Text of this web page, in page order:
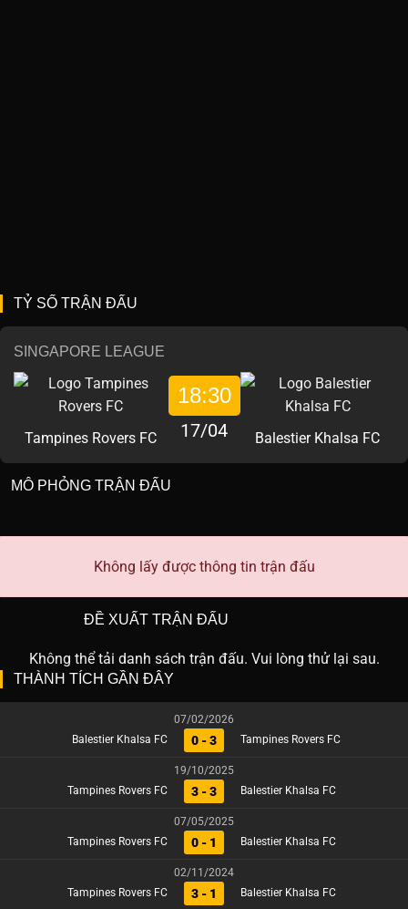
TỶ SỐ TRẬN ĐẤU
SINGAPORE LEAGUE
Tampines Rovers FC
18:30
17/04 Balestier Khalsa FC
MÔ PHỎNG TRẬN ĐẤU
Không lấy được thông tin trận đấu
ĐỀ XUẤT TRẬN ĐẤU
Không thể tải danh sách trận đấu. Vui lòng thử lại sau.
THÀNH TÍCH GẦN ĐÂY
07/02/2026
Balestier Khalsa FC
0 - 3 Tampines Rovers FC
19/10/2025
Tampines Rovers FC
3 - 3 Balestier Khalsa FC
07/05/2025
Tampines Rovers FC
0 - 1 Balestier Khalsa FC
02/11/2024
Tampines Rovers FC
3 - 1 Balestier Khalsa FC